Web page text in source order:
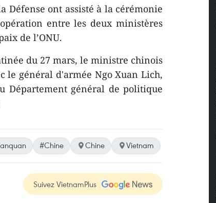
Défense ont assisté à la cérémonie
entre les deux ministères
de l’ONU.
du 27 mars, le ministre chinois
le général d'armée Ngo Xuan Lich,
Département général de politique
#Chine Chine Vietnam
Suivez VietnamPlus